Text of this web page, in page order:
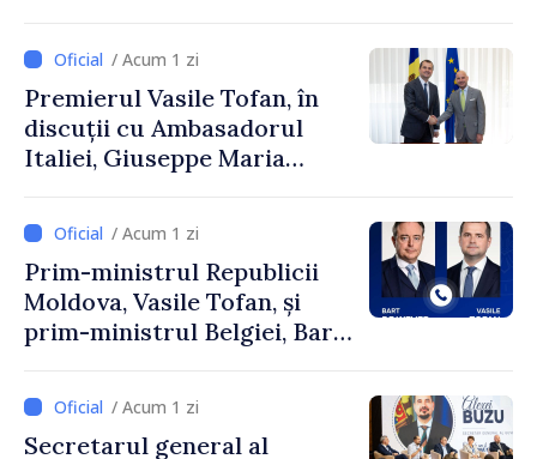
Uygar Mustafa Sertel
/ Acum 1 zi
Premierul Vasile Tofan, în
discuții cu Ambasadorul
Italiei, Giuseppe Maria
/ Acum 1 zi
Prim-ministrul Republicii
Moldova, Vasile Tofan, și
prim-ministrul Belgiei, Bart
despre parcursul european
al Republicii Moldova.
/ Acum 1 zi
Secretarul general al